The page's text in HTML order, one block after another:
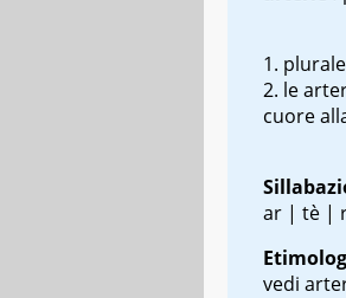
le
cuore
ar | tè |
vedi